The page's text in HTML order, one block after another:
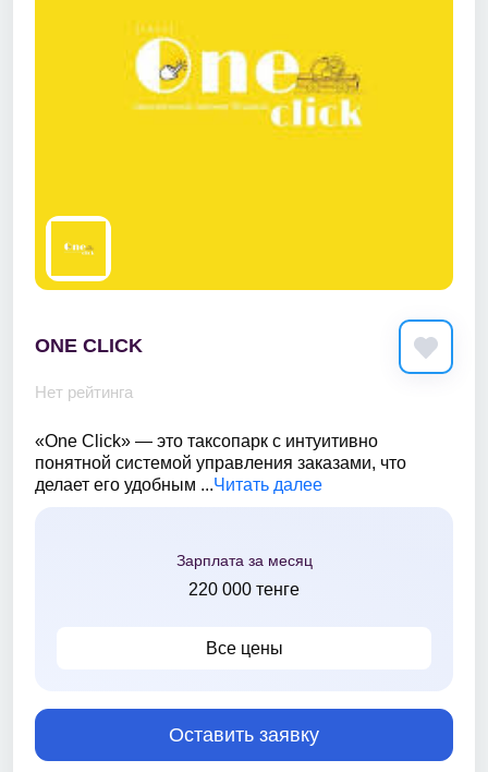
ONE CLICK
Нет рейтинга
«One Click» — это таксопарк с интуитивно
понятной системой управления заказами, что
делает его удобным ...Читать далее
Зарплата за месяц
220 000 тенге
Все цены
Оставить заявку